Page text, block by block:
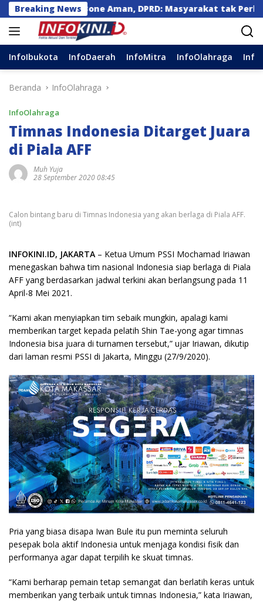
Langsung
ke
konten
Breaking News
Kg di Bone Aman, DPRD: Masyarakat tak Perlu Khawatir
InfoIbukota InfoDaerah InfoMitra InfoOlahraga
Beranda InfoOlahraga
InfoOlahraga
Timnas Indonesia Ditarget Juara
di Piala AFF
Muh Yuja
28 September 2020 08:45
Calon bintang baru di Timnas Indonesia yang akan berlaga di Piala AFF.
(int)
INFOKINI.ID, JAKARTA – Ketua Umum PSSI Mochamad Iriawan
menegaskan bahwa tim nasional Indonesia siap berlaga di Piala
AFF yang berdasarkan jadwal terkini akan berlangsung pada 11
April-8 Mei 2021.
“Kami akan menyiapkan tim sebaik mungkin, apalagi kami
memberikan target kepada pelatih Shin Tae-yong agar timnas
Indonesia bisa juara di turnamen tersebut,” ujar Iriawan, dikutip
dari laman resmi PSSI di Jakarta, Minggu (27/9/2020).
Pria yang biasa disapa Iwan Bule itu pun meminta seluruh
pesepak bola aktif Indonesia untuk menjaga kondisi fisik dan
performanya agar dapat terpilih ke skuat timnas.
“Kami berharap pemain tetap semangat dan berlatih keras untuk
memberikan yang terbaik untuk timnas Indonesia,” kata Iriawan,